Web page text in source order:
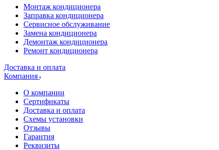
Монтаж кондиционера
Заправка кондиционера
Сервисное обслуживание
Замена кондиционера
Демонтаж кондиционера
Ремонт кондиционера
Доставка и оплата
Компания
О компании
Сертификаты
Доставка и оплата
Схемы установки
Отзывы
Гарантия
Реквизиты